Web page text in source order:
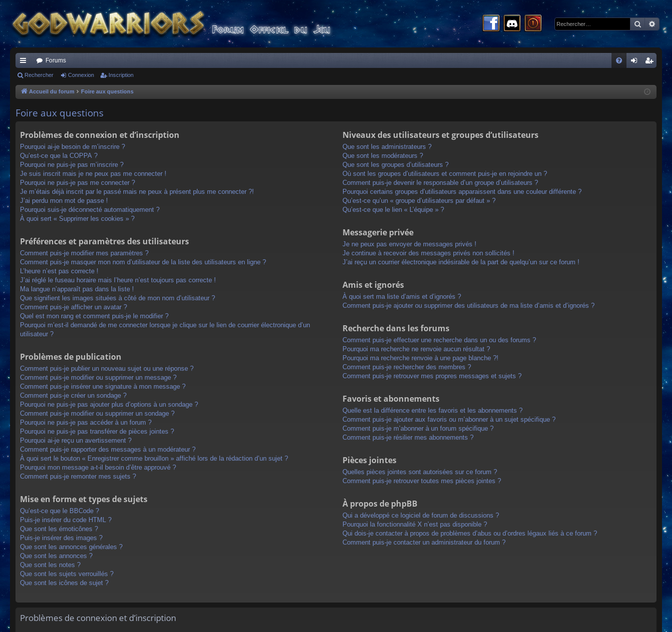
ac
co
s
Forums
cri
Rechercher Connexion Inscription
Accueil du forum Foire aux questions
Foire aux questions
Problèmes de connexion et d’inscription
Pourquoi ai-je besoin de m’inscrire ?
Qu’est-ce que la COPPA ?
Pourquoi ne puis-je pas m’inscrire ?
Je suis inscrit mais je ne peux pas me connecter !
Pourquoi ne puis-je pas me connecter ?
Je m’étais déjà inscrit par le passé mais ne peux à présent plus me connecter ?!
J’ai perdu mon mot de passe !
Pourquoi suis-je déconnecté automatiquement ?
À quoi sert « Supprimer les cookies » ?
Préférences et paramètres des utilisateurs
Comment puis-je modifier mes paramètres ?
Comment puis-je masquer mon nom d’utilisateur de la liste des utilisateurs en ligne ?
L’heure n’est pas correcte !
J’ai réglé le fuseau horaire mais l’heure n’est toujours pas correcte !
Ma langue n’apparaît pas dans la liste !
Que signifient les images situées à côté de mon nom d’utilisateur ?
Comment puis-je afficher un avatar ?
Quel est mon rang et comment puis-je le modifier ?
Pourquoi m’est-il demandé de me connecter lorsque je clique sur le lien de courrier électronique d’un
utilisateur ?
Problèmes de publication
Comment puis-je publier un nouveau sujet ou une réponse ?
Comment puis-je modifier ou supprimer un message ?
Comment puis-je insérer une signature à mon message ?
Comment puis-je créer un sondage ?
Pourquoi ne puis-je pas ajouter plus d’options à un sondage ?
Comment puis-je modifier ou supprimer un sondage ?
Pourquoi ne puis-je pas accéder à un forum ?
Pourquoi ne puis-je pas transférer de pièces jointes ?
Pourquoi ai-je reçu un avertissement ?
Comment puis-je rapporter des messages à un modérateur ?
À quoi sert le bouton « Enregistrer comme brouillon » affiché lors de la rédaction d’un sujet ?
Pourquoi mon message a-t-il besoin d’être approuvé ?
Comment puis-je remonter mes sujets ?
Mise en forme et types de sujets
Qu’est-ce que le BBCode ?
Puis-je insérer du code HTML ?
Que sont les émoticônes ?
Puis-je insérer des images ?
Que sont les annonces générales ?
Que sont les annonces ?
Que sont les notes ?
Que sont les sujets verrouillés ?
Que sont les icônes de sujet ?
Niveaux des utilisateurs et groupes d’utilisateurs
Que sont les administrateurs ?
Que sont les modérateurs ?
Que sont les groupes d’utilisateurs ?
Où sont les groupes d’utilisateurs et comment puis-je en rejoindre un ?
Comment puis-je devenir le responsable d’un groupe d’utilisateurs ?
Pourquoi certains groupes d’utilisateurs apparaissent dans une couleur différente ?
Qu’est-ce qu’un « groupe d’utilisateurs par défaut » ?
Qu’est-ce que le lien « L’équipe » ?
Messagerie privée
Je ne peux pas envoyer de messages privés !
Je continue à recevoir des messages privés non sollicités !
J’ai reçu un courrier électronique indésirable de la part de quelqu’un sur ce forum !
Amis et ignorés
À quoi sert ma liste d’amis et d’ignorés ?
Comment puis-je ajouter ou supprimer des utilisateurs de ma liste d’amis et d’ignorés ?
Recherche dans les forums
Comment puis-je effectuer une recherche dans un ou des forums ?
Pourquoi ma recherche ne renvoie aucun résultat ?
Pourquoi ma recherche renvoie à une page blanche ?!
Comment puis-je rechercher des membres ?
Comment puis-je retrouver mes propres messages et sujets ?
Favoris et abonnements
Quelle est la différence entre les favoris et les abonnements ?
Comment puis-je ajouter aux favoris ou m’abonner à un sujet spécifique ?
Comment puis-je m’abonner à un forum spécifique ?
Comment puis-je résilier mes abonnements ?
Pièces jointes
Quelles pièces jointes sont autorisées sur ce forum ?
Comment puis-je retrouver toutes mes pièces jointes ?
À propos de phpBB
Qui a développé ce logiciel de forum de discussions ?
Pourquoi la fonctionnalité X n’est pas disponible ?
Qui dois-je contacter à propos de problèmes d’abus ou d’ordres légaux liés à ce forum ?
Comment puis-je contacter un administrateur du forum ?
Problèmes de connexion et d’inscription